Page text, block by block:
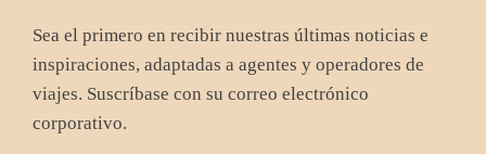
Sea el primero en recibir nuestras últimas noticias e
inspiraciones, adaptadas a agentes y operadores de
viajes. Suscríbase con su correo electrónico
corporativo.